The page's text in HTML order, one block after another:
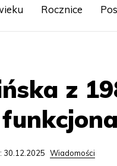
Rocznice
z
30.12.2025 Wiadomości